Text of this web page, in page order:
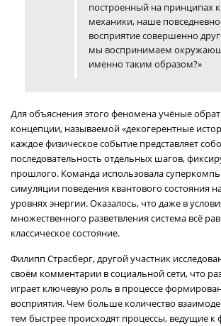
построенный на принципах
механики, наше
восприятие совершенно
мы воспринимаем
именно таким образом?»
Для объяснения этого феномена учёные
концепции, называемой «декогерентные
каждое физическое событие представляет
последовательность отдельных шагов,
прошлого. Команда использовала
симуляции поведения квантового состояния
уровнях энергии. Оказалось, что даже в
множественного разветвления система всё
классическое состояние.
Филипп Страсберг, другой участник
своём комментарии в социальной сети, что
играет ключевую роль в процессе
восприятия. Чем больше количество
тем быстрее происходят процессы, ведущие